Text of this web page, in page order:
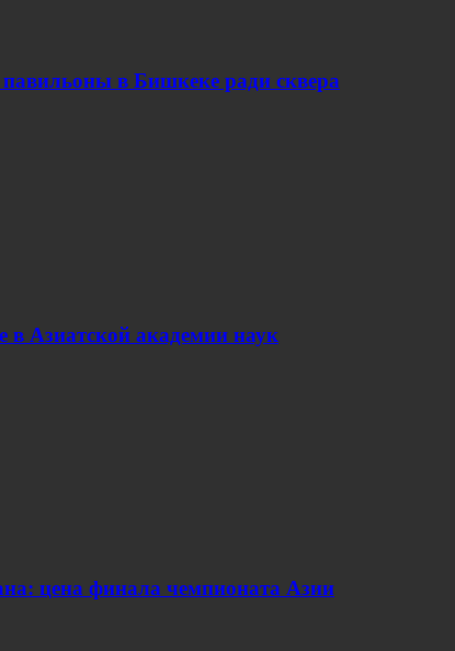
в Бишкеке ради сквера
в Азиатской академии наук
цена финала чемпионата Азии